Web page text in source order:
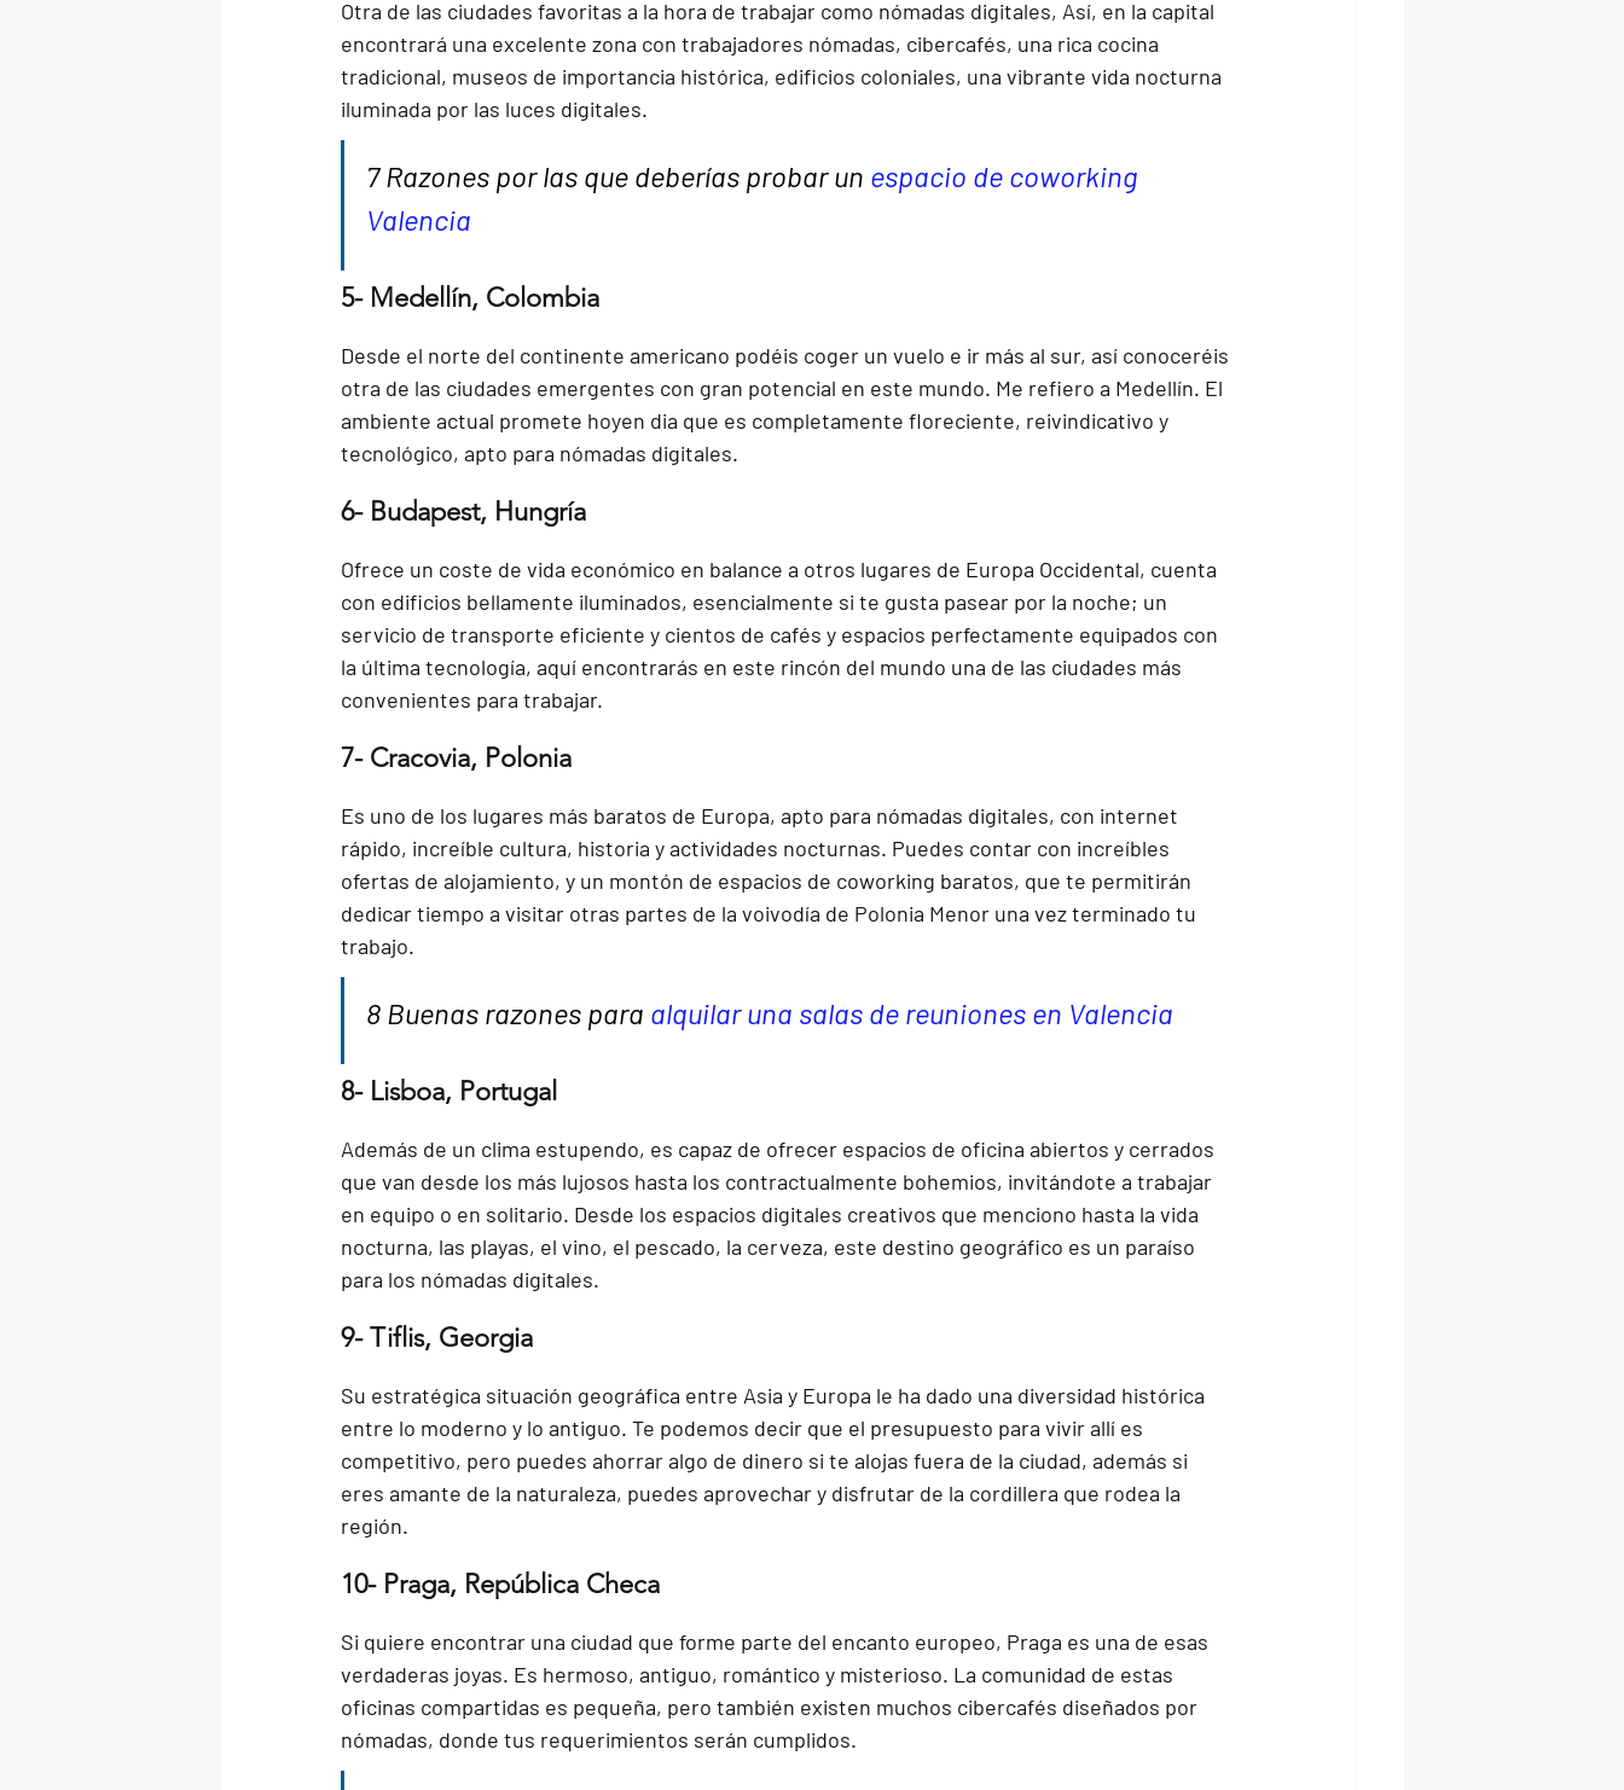
Otra de las ciudades favoritas a la hora de trabajar como nómadas digitales, Así, en la capital
encontrará una excelente zona con trabajadores nómadas, cibercafés, una rica cocina
tradicional, museos de importancia histórica, edificios coloniales, una vibrante vida nocturna
iluminada por las luces digitales.
7 Razones por las que deberías probar un espacio de coworking
Valencia
5- Medellín, Colombia
Desde el norte del continente americano podéis coger un vuelo e ir más al sur, así conoceréis
otra de las ciudades emergentes con gran potencial en este mundo. Me refiero a Medellín. El
ambiente actual promete hoyen dia que es completamente floreciente, reivindicativo y
tecnológico, apto para nómadas digitales.
6- Budapest, Hungría
Ofrece un coste de vida económico en balance a otros lugares de Europa Occidental, cuenta
con edificios bellamente iluminados, esencialmente si te gusta pasear por la noche; un
servicio de transporte eficiente y cientos de cafés y espacios perfectamente equipados con
la última tecnología, aquí encontrarás en este rincón del mundo una de las ciudades más
convenientes para trabajar.
7- Cracovia, Polonia
Es uno de los lugares más baratos de Europa, apto para nómadas digitales, con internet
rápido, increíble cultura, historia y actividades nocturnas. Puedes contar con increíbles
ofertas de alojamiento, y un montón de espacios de coworking baratos, que te permitirán
dedicar tiempo a visitar otras partes de la voivodía de Polonia Menor una vez terminado tu
trabajo.
8 Buenas razones para alquilar una salas de reuniones en Valencia
8- Lisboa, Portugal
Además de un clima estupendo, es capaz de ofrecer espacios de oficina abiertos y cerrados
que van desde los más lujosos hasta los contractualmente bohemios, invitándote a trabajar
en equipo o en solitario. Desde los espacios digitales creativos que menciono hasta la vida
nocturna, las playas, el vino, el pescado, la cerveza, este destino geográfico es un paraíso
para los nómadas digitales.
9- Tiflis, Georgia
Su estratégica situación geográfica entre Asia y Europa le ha dado una diversidad histórica
entre lo moderno y lo antiguo. Te podemos decir que el presupuesto para vivir allí es
competitivo, pero puedes ahorrar algo de dinero si te alojas fuera de la ciudad, además si
eres amante de la naturaleza, puedes aprovechar y disfrutar de la cordillera que rodea la
región.
10- Praga, República Checa
Si quiere encontrar una ciudad que forme parte del encanto europeo, Praga es una de esas
verdaderas joyas. Es hermoso, antiguo, romántico y misterioso. La comunidad de estas
oficinas compartidas es pequeña, pero también existen muchos cibercafés diseñados por
nómadas, donde tus requerimientos serán cumplidos.